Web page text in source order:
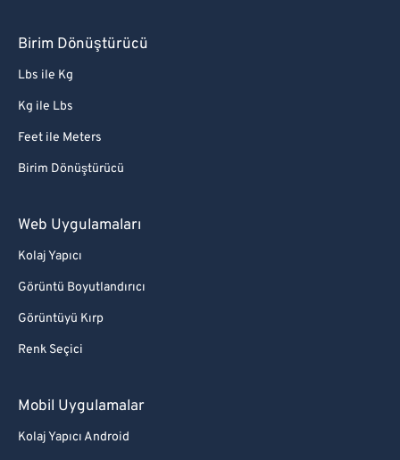
Birim Dönüştürücü
Lbs ile Kg
Kg ile Lbs
Feet ile Meters
Birim Dönüştürücü
Web Uygulamaları
Kolaj Yapıcı
Görüntü Boyutlandırıcı
Görüntüyü Kırp
Renk Seçici
Mobil Uygulamalar
Kolaj Yapıcı Android